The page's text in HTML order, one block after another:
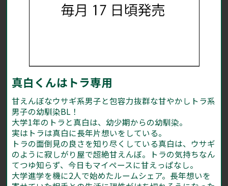
真白くんはトラ専用
甘えんぼなウサギ系男子と包容力抜群な甘やかしトラ系
男子の幼馴染BL！
大学1年のトラと真白は、幼少期からの幼馴染。
実はトラは真白に長年片想いをしている。
トラの面倒見の良さを知り尽くしている真白は、ウサギ
のように寂しがり屋で超絶甘えんぼ。トラの気持ちなん
てつゆ知らず、今日もマイペースに甘えっぱなし。
大学進学を機に2人で始めたルームシェア。長年想いを